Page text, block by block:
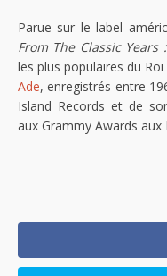
Parue sur le label
From The Classic Years
les plus populaires du Roi
Ade, enregistrés entre
Island Records et de
aux Grammy Awards aux